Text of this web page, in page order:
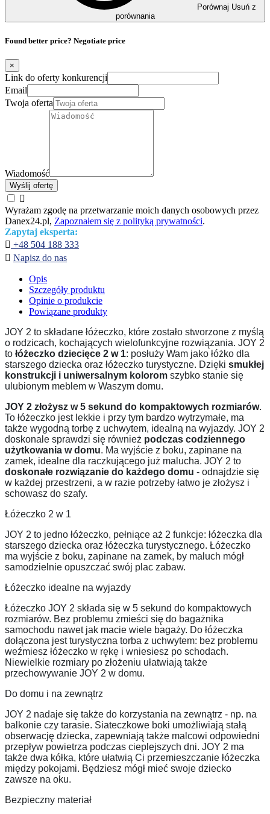
Porównaj Usuń z
porównania
Found better price? Negotiate price
×
Link do oferty konkurencji
Email
Twoja oferta
Wiadomość
Wyślij ofertę

Wyrażam zgodę na przetwarzanie moich danych osobowych przez
Danex24.pl, Zapoznałem się z polityką prywatności.
Zapytaj eksperta:
 +48 504 188 333
 Napisz do nas
Opis
Szczegóły produktu
Opinie o produkcie
Powiązane produkty
JOY 2 to składane łóżeczko, które zostało stworzone z myślą
o rodzicach, kochających wielofunkcyjne rozwiązania. JOY 2
to łóżeczko dziecięce 2 w 1: posłuży Wam jako łóżko dla
starszego dziecka oraz łóżeczko turystyczne. Dzięki smukłej
konstrukcji i uniwersalnym kolorom szybko stanie się
ulubionym meblem w Waszym domu.
JOY 2 złożysz w 5 sekund do kompaktowych rozmiarów.
To łóżeczko jest lekkie i przy tym bardzo wytrzymałe, ma
także wygodną torbę z uchwytem, idealną na wyjazdy. JOY 2
doskonale sprawdzi się również podczas codziennego
użytkowania w domu. Ma wyjście z boku, zapinane na
zamek, idealne dla raczkującego już malucha. JOY 2 to
doskonałe rozwiązanie do każdego domu - odnajdzie się
w każdej przestrzeni, a w razie potrzeby łatwo je złożysz i
schowasz do szafy.
Łóżeczko 2 w 1
JOY 2 to jedno łóżeczko, pełniące aż 2 funkcje: łóżeczka dla
starszego dziecka oraz łóżeczka turystycznego. Łóżeczko
ma wyjście z boku, zapinane na zamek, by maluch mógł
samodzielnie opuszczać swój plac zabaw.
Łóżeczko idealne na wyjazdy
Łóżeczko JOY 2 składa się w 5 sekund do kompaktowych
rozmiarów. Bez problemu zmieści się do bagażnika
samochodu nawet jak macie wiele bagaży. Do łóżeczka
dołączona jest turystyczna torba z uchwytem: bez problemu
weźmiesz łóżeczko w rękę i wniesiesz po schodach.
Niewielkie rozmiary po złożeniu ułatwiają także
przechowywanie JOY 2 w domu.
Do domu i na zewnątrz
JOY 2 nadaje się także do korzystania na zewnątrz - np. na
balkonie czy tarasie. Siateczkowe boki umożliwiają stałą
obserwację dziecka, zapewniają także malcowi odpowiedni
przepływ powietrza podczas cieplejszych dni. JOY 2 ma
także dwa kółka, które ułatwią Ci przemieszczanie łóżeczka
między pokojami. Będziesz mógł mieć swoje dziecko
zawsze na oku.
Bezpieczny materiał